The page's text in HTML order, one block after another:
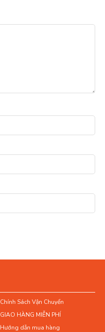
Chính Sách Vận Chuyển
GIAO HÀNG MIỄN PHÍ
Hướng dẫn mua hàng